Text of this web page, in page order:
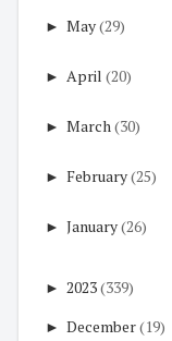
► May(29)
► April (20)
► March (30)
► February(25)
► January(26)
► 2023(339)
► December(19)